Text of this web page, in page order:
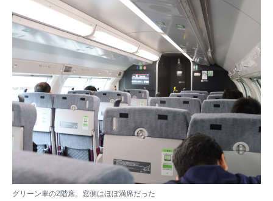
グリーン車の2階席。窓側はほぼ満席だった